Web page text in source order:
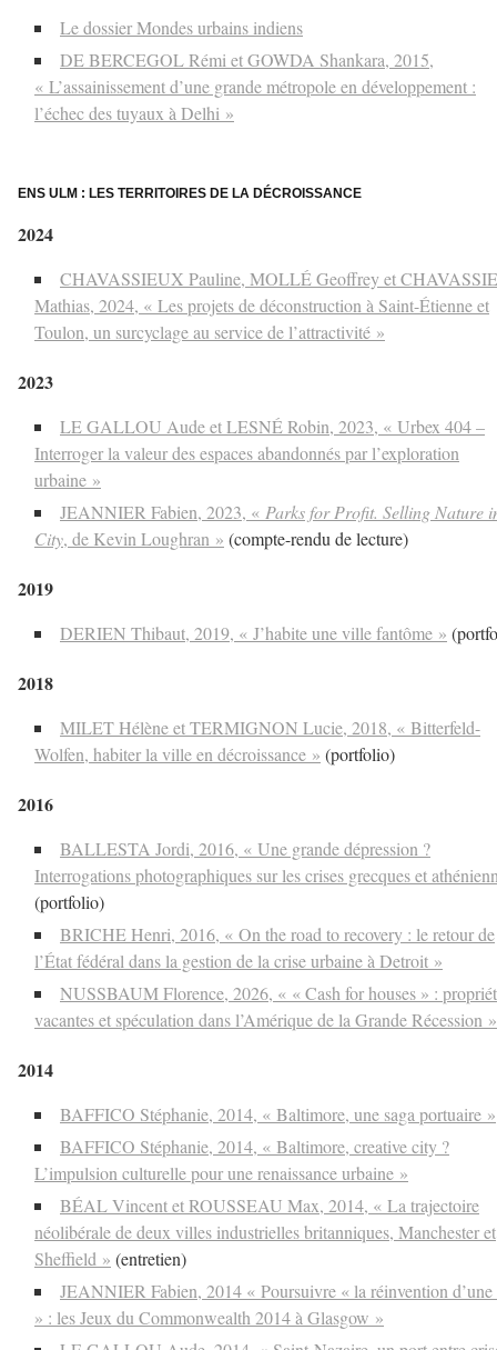
Le dossier Mondes urbains indiens
DE BERCEGOL Rémi et GOWDA Shankara, 2015,
« L’assainissement d’une grande métropole en développement :
l’échec des tuyaux à Delhi »
ENS ULM : LES TERRITOIRES DE LA DÉCROISSANCE
2024
CHAVASSIEUX Pauline, MOLLÉ Geoffrey et
Mathias, 2024, « Les projets de déconstruction à Saint-Étienne et
Toulon, un surcyclage au service de l’attractivité »
2023
LE GALLOU Aude et LESNÉ Robin, 2023, « Urbex 404 –
Interroger la valeur des espaces abandonnés par l’exploration
urbaine »
JEANNIER Fabien, 2023, « Parks for Profit. Selling Nature
City, de Kevin Loughran » (compte-rendu de lecture)
2019
DERIEN Thibaut, 2019, « J’habite une ville fantôme »
2018
MILET Hélène et TERMIGNON Lucie, 2018, « Bitterfeld-
Wolfen, habiter la ville en décroissance » (portfolio)
2016
BALLESTA Jordi, 2016, « Une grande dépression ?
Interrogations photographiques sur les crises grecques et
(portfolio)
BRICHE Henri, 2016, « On the road to recovery : le retour de
l’État fédéral dans la gestion de la crise urbaine à Detroit »
NUSSBAUM Florence, 2026, « « Cash for houses » :
vacantes et spéculation dans l’Amérique de la Grande Récession »
2014
BAFFICO Stéphanie, 2014, « Baltimore, une saga portuaire »
BAFFICO Stéphanie, 2014, « Baltimore, creative city ?
L’impulsion culturelle pour une renaissance urbaine »
BÉAL Vincent et ROUSSEAU Max, 2014, « La trajectoire
néolibérale de deux villes industrielles britanniques, Manchester et
Sheffield » (entretien)
JEANNIER Fabien, 2014 « Poursuivre « la réinvention
» : les Jeux du Commonwealth 2014 à Glasgow »